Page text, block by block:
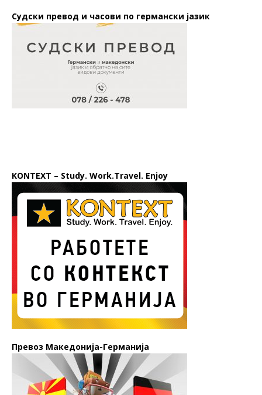
Судски превод и часови по германски јазик
KONTEXT – Study. Work.Travel. Enjoy
Превоз Македонија-Германија